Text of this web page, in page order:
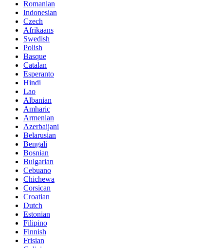
Romanian
Indonesian
Czech
Afrikaans
Swedish
Polish
Basque
Catalan
Esperanto
Hindi
Lao
Albanian
Amharic
Armenian
Azerbaijani
Belarusian
Bengali
Bosnian
Bulgarian
Cebuano
Chichewa
Corsican
Croatian
Dutch
Estonian
Filipino
Finnish
Frisian